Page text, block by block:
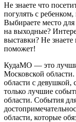
Не знаете что
погулять с
Выбираете место
на выходные?
выставки? Не
поможет!
КудаМО — это
Московской
области с
только лучшие
области. События
области, которые